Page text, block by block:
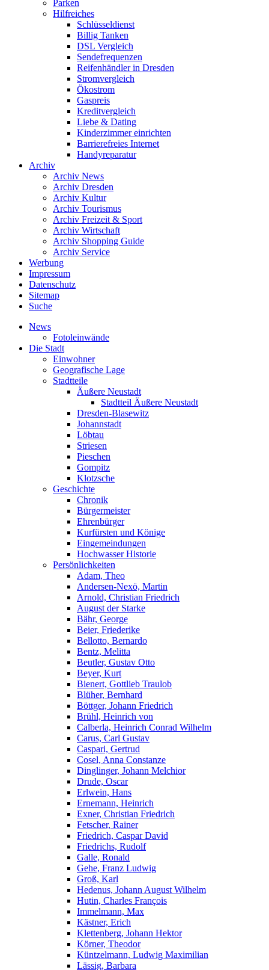
Parken
Hilfreiches
Schlüsseldienst
Billig Tanken
DSL Vergleich
Sendefrequenzen
Reifenhändler in Dresden
Stromvergleich
Ökostrom
Gaspreis
Kreditvergleich
Liebe & Dating
Kinderzimmer einrichten
Barrierefreies Internet
Handyreparatur
Archiv
Archiv News
Archiv Dresden
Archiv Kultur
Archiv Tourismus
Archiv Freizeit & Sport
Archiv Wirtschaft
Archiv Shopping Guide
Archiv Service
Werbung
Impressum
Datenschutz
Sitemap
Suche
News
Fotoleinwände
Die Stadt
Einwohner
Geografische Lage
Stadtteile
Äußere Neustadt
Stadtteil Äußere Neustadt
Dresden-Blasewitz
Johannstadt
Löbtau
Striesen
Pieschen
Gompitz
Klotzsche
Geschichte
Chronik
Bürgermeister
Ehrenbürger
Kurfürsten und Könige
Eingemeindungen
Hochwasser Historie
Persönlichkeiten
Adam, Theo
Andersen-Nexö, Martin
Arnold, Christian Friedrich
August der Starke
Bähr, George
Beier, Friederike
Bellotto, Bernardo
Bentz, Melitta
Beutler, Gustav Otto
Beyer, Kurt
Bienert, Gottlieb Traulob
Blüher, Bernhard
Böttger, Johann Friedrich
Brühl, Heinrich von
Calberla, Heinrich Conrad Wilhelm
Carus, Carl Gustav
Caspari, Gertrud
Cosel, Anna Constanze
Dinglinger, Johann Melchior
Drude, Oscar
Erlwein, Hans
Ernemann, Heinrich
Exner, Christian Friedrich
Fetscher, Rainer
Friedrich, Caspar David
Friedrichs, Rudolf
Galle, Ronald
Gehe, Franz Ludwig
Groß, Karl
Hedenus, Johann August Wilhelm
Hutin, Charles François
Immelmann, Max
Kästner, Erich
Klettenberg, Johann Hektor
Körner, Theodor
Küntzelmann, Ludwig Maximilian
Lässig, Barbara